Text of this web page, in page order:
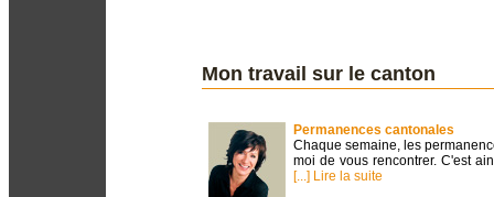
Mon travail sur le canton
Permanences cantonales
Chaque semaine, les
moi de vous rencontrer. C'est
[...] Lire la suite